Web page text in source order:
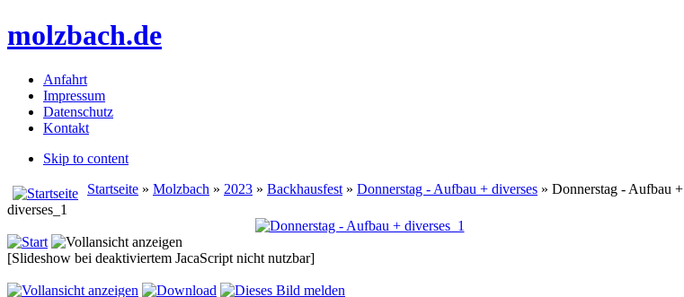
molzbach.de
Anfahrt
Impressum
Datenschutz
Kontakt
Skip to content
Startseite » Molzbach » 2023 » Backhausfest » Donnerstag - Aufbau + diverses » Donnerstag - Aufbau +
diverses_1
[Slideshow bei deaktiviertem JacaScript nicht nutzbar]